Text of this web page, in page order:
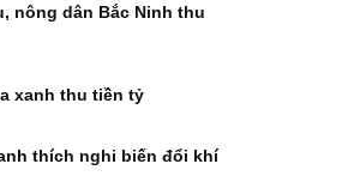
nông dân Bắc Ninh thu
xanh thu tiền tỷ
thích nghi biến đổi khí